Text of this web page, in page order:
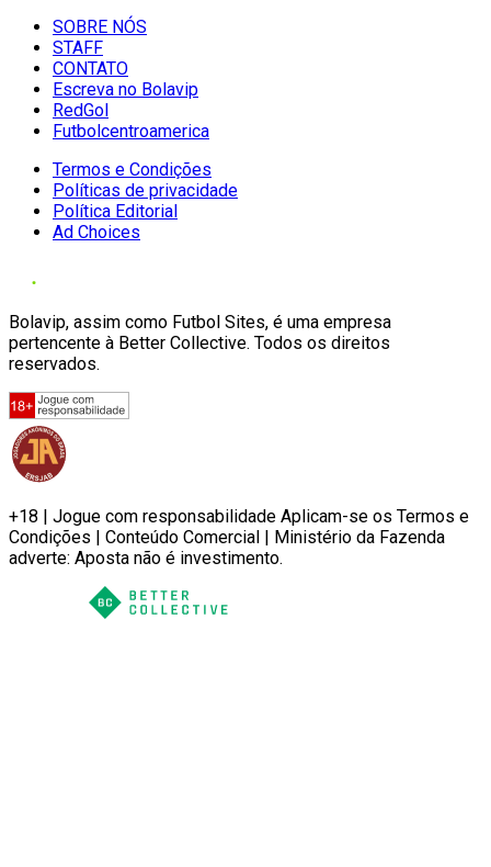
SOBRE NÓS
STAFF
CONTATO
Escreva no Bolavip
RedGol
Futbolcentroamerica
Termos e Condições
Políticas de privacidade
Política Editorial
Ad Choices
Bolavip, assim como Futbol Sites, é uma empresa
pertencente à Better Collective. Todos os direitos
reservados.
+18 | Jogue com responsabilidade Aplicam-se os Termos e
Condições | Conteúdo Comercial | Ministério da Fazenda
adverte: Aposta não é investimento.